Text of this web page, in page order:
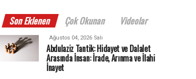
Son Eklenen Çok Okunan Videolar
Ağustos 04, 2026 Salı
Abdulaziz Tantik: Hidayet ve Dalalet
Arasında İnsan: İrade, Arınma ve İlahi
İnayet